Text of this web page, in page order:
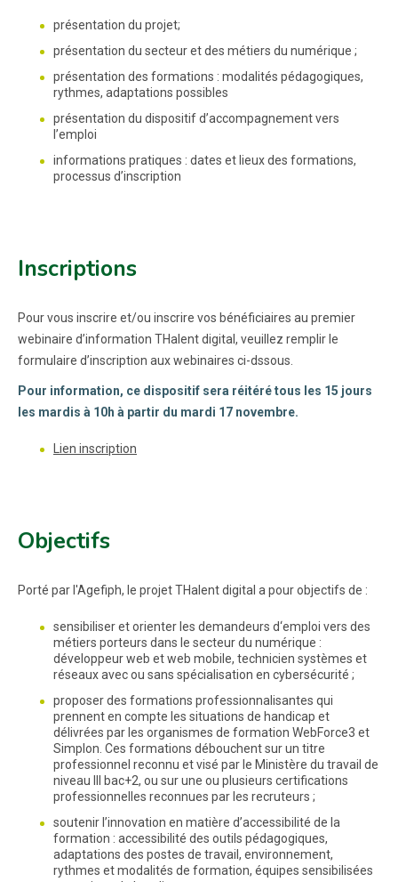
présentation du projet;
présentation du secteur et des métiers du numérique ;
présentation des formations : modalités pédagogiques,
rythmes, adaptations possibles
présentation du dispositif d’accompagnement vers
l’emploi
informations pratiques : dates et lieux des formations,
processus d’inscription
Inscriptions
Pour vous inscrire et/ou inscrire vos bénéficiaires au premier
webinaire d’information THalent digital, veuillez remplir le
formulaire d’inscription aux webinaires ci-dssous.
Pour information, ce dispositif sera réitéré tous les 15 jours
les mardis à 10h à partir du mardi 17 novembre.
Lien inscription
Objectifs
Porté par l'Agefiph, le projet THalent digital a pour objectifs de :
sensibiliser et orienter les demandeurs d‘emploi vers des
métiers porteurs dans le secteur du numérique :
développeur web et web mobile, technicien systèmes et
réseaux avec ou sans spécialisation en cybersécurité ;
proposer des formations professionnalisantes qui
prennent en compte les situations de handicap et
délivrées par les organismes de formation WebForce3 et
Simplon. Ces formations débouchent sur un titre
professionnel reconnu et visé par le Ministère du travail de
niveau III bac+2, ou sur une ou plusieurs certifications
professionnelles reconnues par les recruteurs ;
soutenir l’innovation en matière d’accessibilité de la
formation : accessibilité des outils pédagogiques,
adaptations des postes de travail, environnement,
rythmes et modalités de formation, équipes sensibilisées